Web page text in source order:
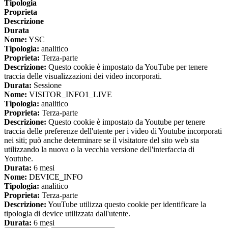
Tipologia
Proprieta
Descrizione
Durata
Nome: YSC
Tipologia: analitico
Proprieta: Terza-parte
Descrizione: Questo cookie è impostato da YouTube per tenere
traccia delle visualizzazioni dei video incorporati.
Durata: Sessione
Nome: VISITOR_INFO1_LIVE
Tipologia: analitico
Proprieta: Terza-parte
Descrizione: Questo cookie è impostato da Youtube per tenere
traccia delle preferenze dell'utente per i video di Youtube incorporati
nei siti; può anche determinare se il visitatore del sito web sta
utilizzando la nuova o la vecchia versione dell'interfaccia di
Youtube.
Durata: 6 mesi
Nome: DEVICE_INFO
Tipologia: analitico
Proprieta: Terza-parte
Descrizione: YouTube utilizza questo cookie per identificare la
tipologia di device utilizzata dall'utente.
Durata: 6 mesi